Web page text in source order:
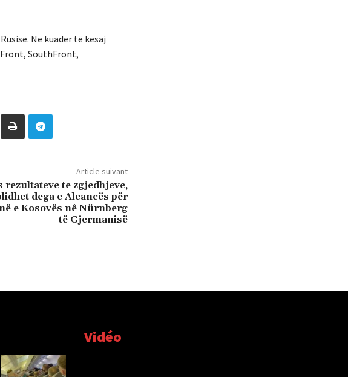
Në kuadër të kësaj
SouthFront,
Article suivant
rezultateve te zgjedhjeve,
dega e Aleancës për
e Kosovës nê Nürnberg
të Gjermanisë
Vidéo